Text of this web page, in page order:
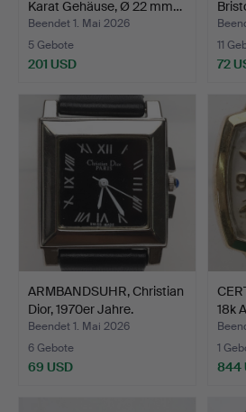
Karat Gehäuse, Ø 22 mm…
Beendet 1. Mai 2026
5 Gebote
201 USD
11
72
ARMBANDSUHR, Christian
Dior, 1970er Jahre.
Beendet 1. Mai 2026
6 Gebote
69 USD
18k
1
844